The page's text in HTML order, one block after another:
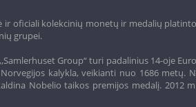
oficiali kolekcinių monetų ir medalių
grupei.
Group“ turi padalinius 14-oje
kalykla, veikianti nuo 1686 metų.
Nobelio taikos premijos medalį. 2012